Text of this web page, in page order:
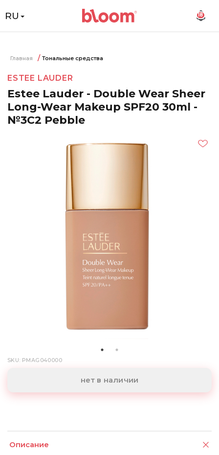
RU 18
Главная Тональные средства
ESTEE LAUDER
Estee Lauder - Double Wear Sheer
Long-Wear Makeup SPF20 30ml -
№3C2 Pebble
SKU: PMAG040000
нет в наличии
Описание